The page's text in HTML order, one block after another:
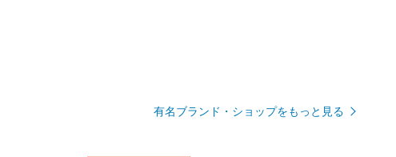
有名ブランド・ショップをもっと見る